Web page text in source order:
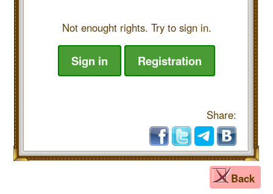
Not enought rights. Try to sign in.
Sign in Registration
Share:
Back